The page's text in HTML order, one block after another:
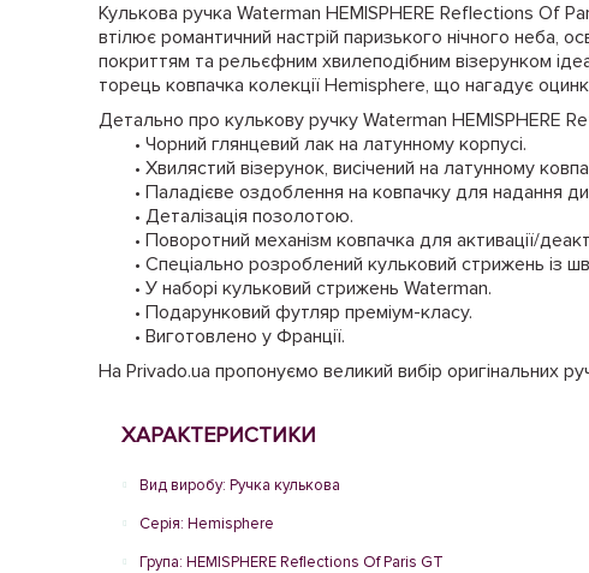
Кулькова ручка Waterman HEMISPHERE Reflections Of
втілює романтичний настрій паризького нічного неба,
покриттям та рельєфним хвилеподібним візерунком
торець ковпачка колекції Hemisphere, що нагадує
Детально про кулькову ручку Waterman HEMISPHERE
• Чорний глянцевий лак на латунному корпусі.
• Хвилястий візерунок, висічений на латунному
• Паладієве оздоблення на ковпачку для надання
• Деталізація позолотою.
• Поворотний механізм ковпачка для активації/
• Спеціально розроблений кульковий стрижень із
• У наборі кульковий стрижень Waterman.
• Подарунковий футляр преміум-класу.
• Виготовлено у Франції.
На Privado.ua пропонуємо великий вибір оригінальних
ХАРАКТЕРИСТИКИ
Вид виробу: Ручка кулькова
Серія: Hemisphere
Група: HEMISPHERE Reflections Of Paris GT